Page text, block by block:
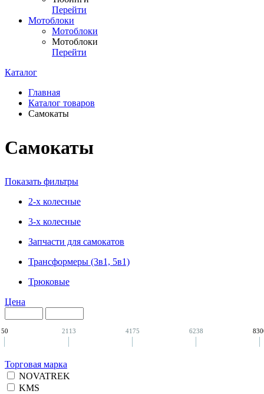
Перейти
Мотоблоки
Мотоблоки
Мотоблоки
Перейти
Каталог
Главная
Каталог товаров
Самокаты
Самокаты
Показать фильтры
2-х колесные
3-х колесные
Запчасти для самокатов
Трансформеры (3в1, 5в1)
Трюковые
Цена
50 2113 4175 6238
Торговая марка
NOVATREK
KMS